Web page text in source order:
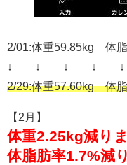
2/01:体重59.85kg 体
↓ ↓ ↓ ↓ ↓
2/29:体重57.60kg 体
【2月】
体重2.25kg減り
体脂肪率1.7%減